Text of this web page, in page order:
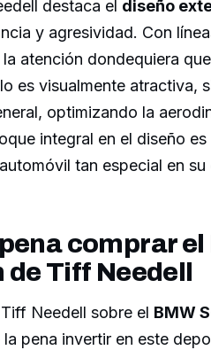
destaca el diseño
y agresividad. Con
atención dondequiera
es visualmente atractiva,
optimizando la
integral en el diseño
tan especial en su
comprar el
Tiff Needell
Needell sobre el BMW
la pena invertir en este